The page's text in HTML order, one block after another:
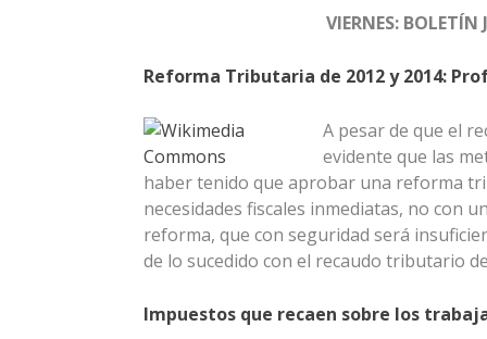
VIERNES: BOLETÍN
Reforma Tributaria de 2012 y 2014:
A pesar de que el
evidente que las
haber tenido que aprobar una reforma
necesidades fiscales inmediatas, no con
reforma, que con seguridad será
de lo sucedido con el recaudo tributario
Impuestos que recaen sobre los